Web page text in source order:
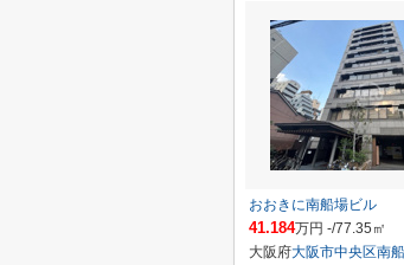
おおきに南船場ビル
41.184万円 -/77.35㎡
大阪府大阪市中央区南